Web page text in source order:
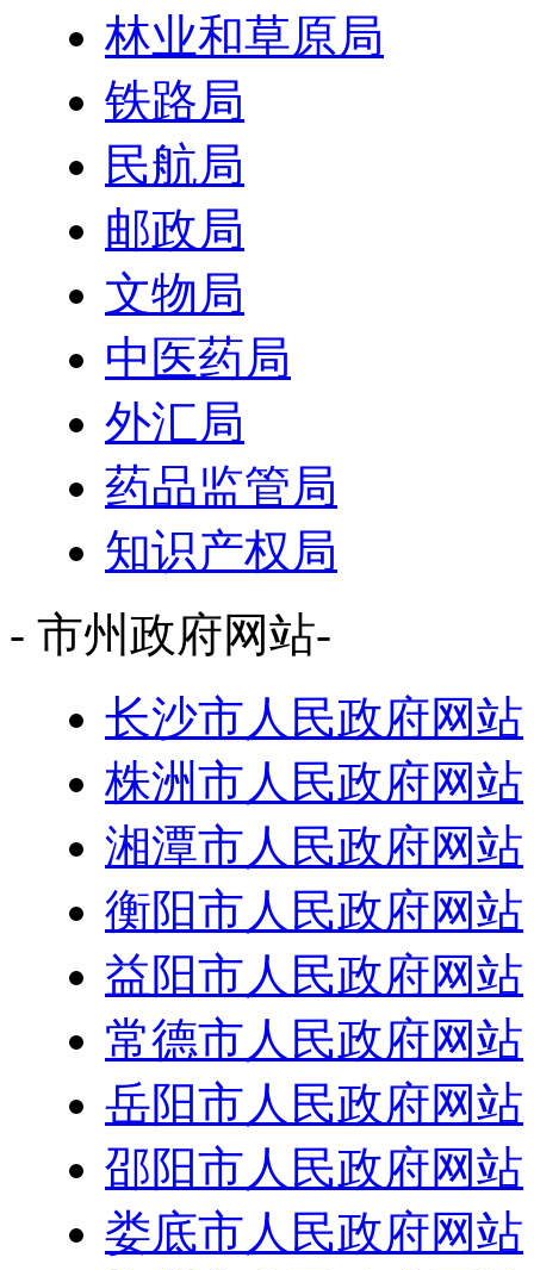
林业和草原局
铁路局
民航局
邮政局
文物局
中医药局
外汇局
药品监管局
知识产权局
- 市州政府网站-
长沙市人民政府网站
株洲市人民政府网站
湘潭市人民政府网站
衡阳市人民政府网站
益阳市人民政府网站
常德市人民政府网站
岳阳市人民政府网站
邵阳市人民政府网站
娄底市人民政府网站